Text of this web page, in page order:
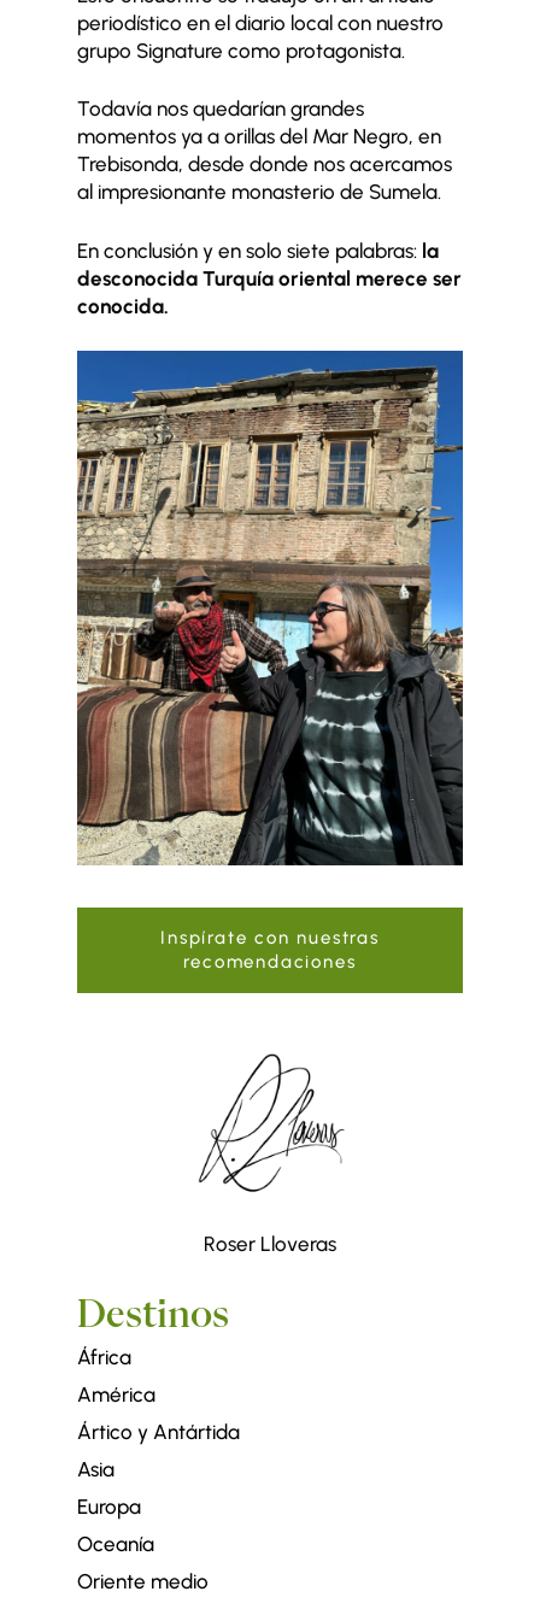
periodístico en el diario local con nuestro
grupo Signature como protagonista.
Todavía nos quedarían grandes
momentos ya a orillas del Mar Negro, en
Trebisonda, desde donde nos acercamos
al impresionante monasterio de Sumela.
En conclusión y en solo siete palabras: la
desconocida Turquía oriental merece ser
conocida.
Inspírate con nuestras
recomendaciones
Roser Lloveras
Destinos
África
América
Ártico y Antártida
Asia
Europa
Oceanía
Oriente medio